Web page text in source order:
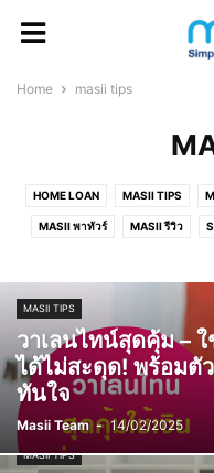
Home masii tips
HOME LOAN MASII TIPS
MASII พาทัวร์ MASII รีวิว
ประกันภัยรถยนต์
ประกันวินาศภัย ประกันสัตว์เ
ประกันอสังหาริมทรัพย์ ประกันอุบัติ
สินเชื่อธุรกิจ SME
MASII TIPS
วาเลนไทน์สุดคุ้ม –
ได้ไม่สะดุด! พร้อมตั
ทันใจ
Masii Team - 14/02/2025
MASII TIPS